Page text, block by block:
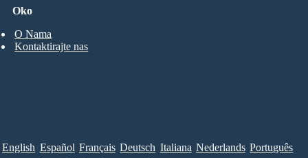
Oko
O Nama
Kontaktirajte nas
English Español Français Deutsch Italiana Nederlands Português